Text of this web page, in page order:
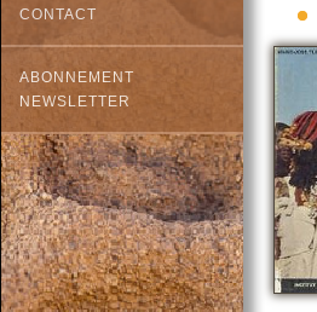
CONTACT
ABONNEMENT
NEWSLETTER